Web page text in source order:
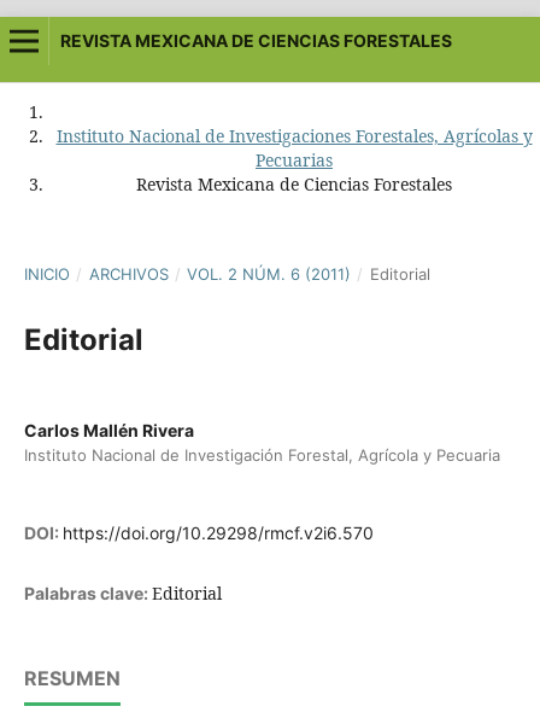
REVISTA MEXICANA DE CIENCIAS FORESTALES
Instituto Nacional de Investigaciones Forestales, Agrícolas y
Pecuarias
Revista Mexicana de Ciencias Forestales
INICIO / ARCHIVOS / VOL. 2 NÚM. 6 (2011) / Editorial
Editorial
Carlos Mallén Rivera
Instituto Nacional de Investigación Forestal, Agrícola y Pecuaria
DOI: https://doi.org/10.29298/rmcf.v2i6.570
Palabras clave: Editorial
RESUMEN